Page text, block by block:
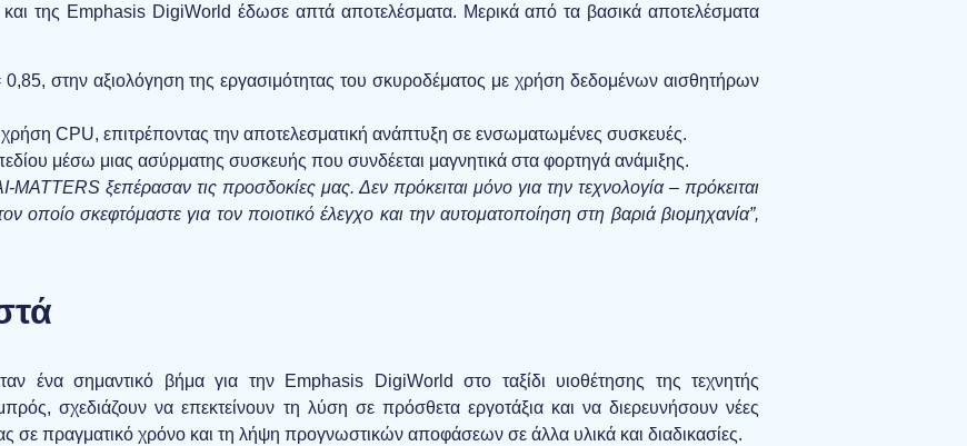
της Emphasis DigiWorld έδωσε απτά αποτελέσματα. Μερικά από τα βασικά αποτελέσματα
0,85, στην αξιολόγηση της εργασιμότητας του σκυροδέματος με χρήση δεδομένων αισθητήρων
χρήση CPU, επιτρέποντας την αποτελεσματική ανάπτυξη σε ενσωματωμένες συσκευές.
μέσω μιας ασύρματης συσκευής που συνδέεται μαγνητικά στα φορτηγά ανάμιξης.
ξεπέρασαν τις προσδοκίες μας. Δεν πρόκειται μόνο για την τεχνολογία – πρόκειται
οποίο σκεφτόμαστε για τον ποιοτικό έλεγχο και την αυτοματοποίηση στη βαριά βιομηχανία”,
ένα σημαντικό βήμα για την Emphasis DigiWorld στο ταξίδι υιοθέτησης της τεχνητής
σχεδιάζουν να επεκτείνουν τη λύση σε πρόσθετα εργοτάξια και να διερευνήσουν νέες
σε πραγματικό χρόνο και τη λήψη προγνωστικών αποφάσεων σε άλλα υλικά και διαδικασίες.